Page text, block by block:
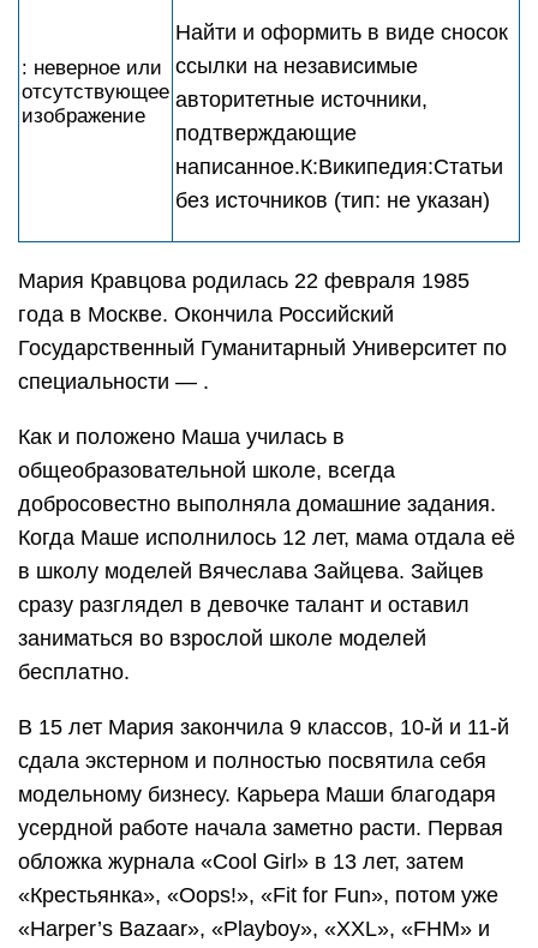
: неверное или
отсутствующее
изображение
Найти и оформить в виде сносок
ссылки на независимые
авторитетные источники,
подтверждающие
написанное.К:Википедия:Статьи
без источников (тип: не указан)
Мария Кравцова родилась 22 февраля 1985
года в Москве. Окончила Российский
Государственный Гуманитарный Университет по
специальности — .
Как и положено Маша училась в
общеобразовательной школе, всегда
добросовестно выполняла домашние задания.
Когда Маше исполнилось 12 лет, мама отдала её
в школу моделей Вячеслава Зайцева. Зайцев
сразу разглядел в девочке талант и оставил
заниматься во взрослой школе моделей
бесплатно.
В 15 лет Мария закончила 9 классов, 10-й и 11-й
сдала экстерном и полностью посвятила себя
модельному бизнесу. Карьера Маши благодаря
усердной работе начала заметно расти. Первая
обложка журнала «Cool Girl» в 13 лет, затем
«Крестьянка», «Oops!», «Fit for Fun», потом уже
«Harper’s Bazaar», «Playboy», «XXL», «FHM» и